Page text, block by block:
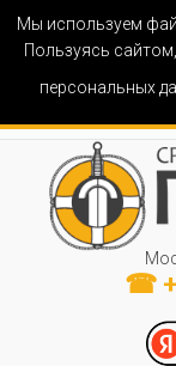
Мы используем
Пользуясь
персональных
☎